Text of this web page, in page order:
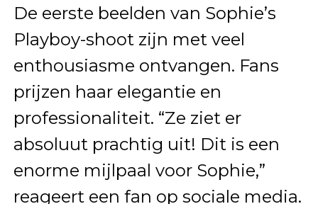
De eerste beelden van Sophie’s
Playboy-shoot zijn met veel
enthousiasme ontvangen. Fans
prijzen haar elegantie en
professionaliteit. “Ze ziet er
absoluut prachtig uit! Dit is een
enorme mijlpaal voor Sophie,”
reageert een fan op sociale media.